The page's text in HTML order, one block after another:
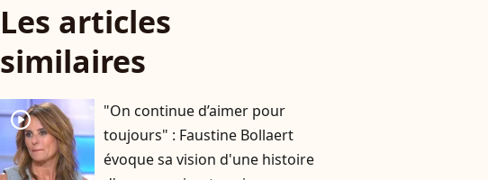
Les articles
similaires
player2
"On continue d’aimer pour
toujours" : Faustine Bollaert
évoque sa vision d'une histoire